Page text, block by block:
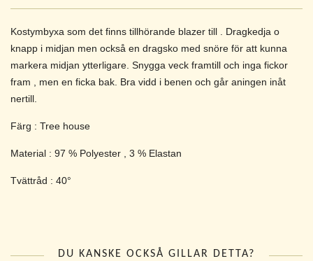
Kostymbyxa som det finns tillhörande blazer till . Dragkedja o
knapp i midjan men också en dragsko med snöre för att kunna
markera midjan ytterligare. Snygga veck framtill och inga fickor
fram , men en ficka bak. Bra vidd i benen och går aningen inåt
nertill.
Färg : Tree house
Material : 97 % Polyester , 3 % Elastan
Tvättråd : 40°
DU KANSKE OCKSÅ GILLAR DETTA?